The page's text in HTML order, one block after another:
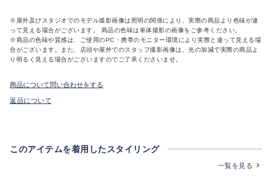
※屋外及びスタジオでのモデル撮影画像は照明の関係により、実際の商品より色味が違
って見える場合がございます。 商品の色味は単体撮影の画像をご参考ください。
※商品の色味や質感は、ご使用のPC・携帯のモニター環境により実際と違って見える場
合がございます。また、店頭や屋外でのスタッフ撮影画像は、光の加減で実際の商品よ
り明るく見える場合がございますのでご了承くださいませ。
商品について問い合わせをする
返品について
このアイテムを着用したスタイリング
一覧を見る